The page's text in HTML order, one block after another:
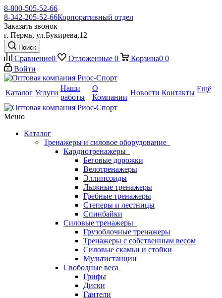
8-800-505-52-66
8-342-205-52-66Корпоративный отдел
Заказать звонок
г. Пермь, ул.Букирева,12
Поиск
Сравнение0 Отложенные 0 Корзина0 0
Войти
Каталог Услуги
Наши
работы
О
Компании
Новости Контакты Ещё
Меню
Каталог
Тренажеры и силовое оборудование
Кардиотренажеры
Беговые дорожки
Велотренажеры
Эллипсоиды
Лыжные тренажеры
Гребные тренажеры
Степеры и лестницы
Спинбайки
Силовые тренажеры
Грузоблочные тренажеры
Тренажеры с собственным весом
Силовые скамьи и стойки
Мультистанции
Свободные веса
Грифы
Диски
Гантели